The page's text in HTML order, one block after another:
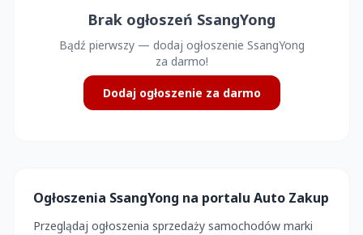
Brak ogłoszeń SsangYong
Bądź pierwszy — dodaj ogłoszenie SsangYong
za darmo!
Dodaj ogłoszenie za darmo
Ogłoszenia SsangYong na portalu Auto Zakup
Przeglądaj ogłoszenia sprzedaży samochodów marki